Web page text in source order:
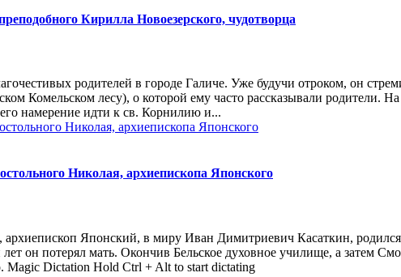
Кирилла Новоезерского, чудотворца
родителей в городе Галиче. Уже будучи отроком, он
Комельском лесу), о которой ему часто рассказывали родители.
намерение идти к св. Корнилию и...
Николая, архиепископа Японского
Японский, в миру Иван Димитриевич Касаткин, родился
он потерял мать. Окончив Бельское духовное училище, а затем
Dictation Hold Ctrl + Alt to start dictating